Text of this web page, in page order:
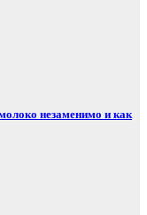
незаменимо и как